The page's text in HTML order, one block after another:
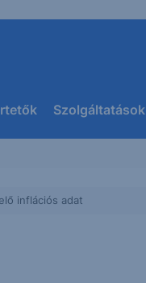
Szolgáltatások
inflációs adat